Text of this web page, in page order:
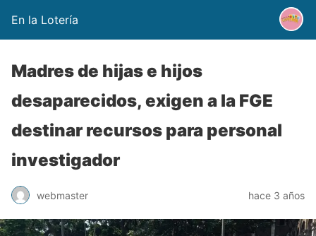
En la Lotería
Madres de hijas e hijos
desaparecidos, exigen a la FGE
destinar recursos para personal
investigador
webmaster hace 3 años